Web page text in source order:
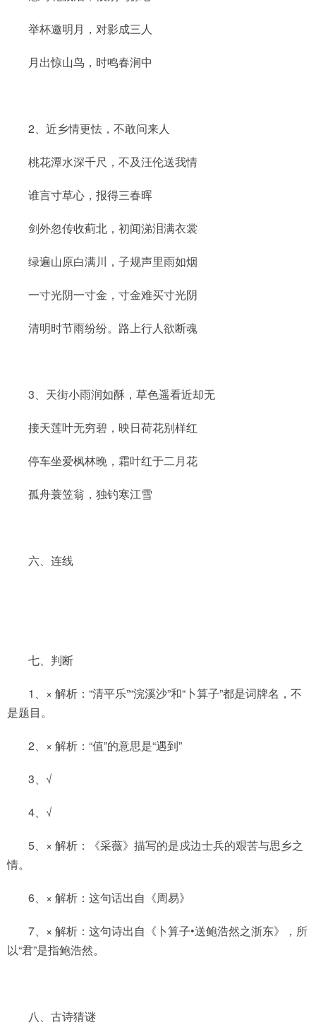
举杯邀明月，对影成三人
月出惊山鸟，时鸣春涧中
2、近乡情更怯，不敢问来人
桃花潭水深千尺，不及汪伦送我情
谁言寸草心，报得三春晖
剑外忽传收蓟北，初闻涕泪满衣裳
绿遍山原白满川，子规声里雨如烟
一寸光阴一寸金，寸金难买寸光阴
清明时节雨纷纷。路上行人欲断魂
3、天街小雨润如酥，草色遥看近却无
接天莲叶无穷碧，映日荷花别样红
停车坐爱枫林晚，霜叶红于二月花
孤舟蓑笠翁，独钓寒江雪
六、连线
七、判断
1、× 解析：“清平乐”“浣溪沙”和“卜算子”都是词牌名，不
是题目。
2、× 解析：“值”的意思是“遇到”
3、√
4、√
5、× 解析：《采薇》描写的是戍边士兵的艰苦与思乡之
情。
6、× 解析：这句话出自《周易》
7、× 解析：这句诗出自《卜算子•送鲍浩然之浙东》，所
以“君”是指鲍浩然。
八、古诗猜谜